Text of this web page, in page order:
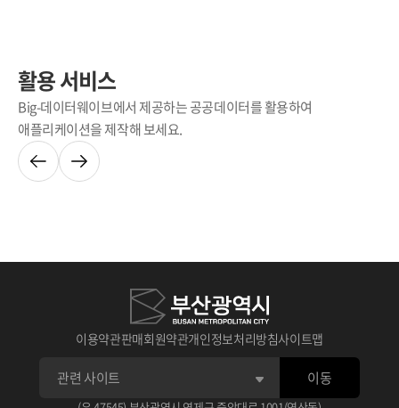
활용 서비스
Big-데이터웨이브에서 제공하는 공공데이터를 활용하여
애플리케이션을 제작해 보세요.
이용약관판매회원약관개인정보처리방침사이트맵
이동